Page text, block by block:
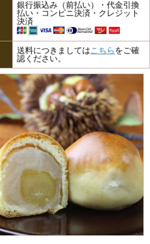
銀行振込み（前払い）・代金引換
払い・コンビニ決済・クレジット
決済
送料につきましてはこちら をご確
認ください。